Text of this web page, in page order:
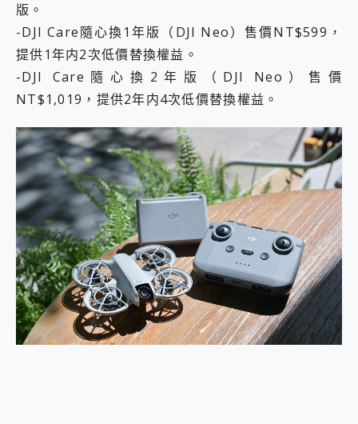
版。
-DJI Care隨心換1年版（DJI Neo）售價NT$599，
提供1年内2次低價替換權益。
-DJI Care隨心換2年版（DJI Neo）售價
NT$1,019，提供2年内4次低價替換權益。